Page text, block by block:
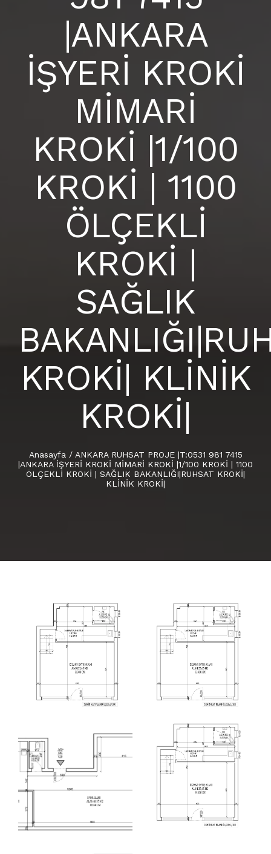
ANKARA İÇ MİMARLIK OFİSİ |
S.S.S
İLETIŞIM
|ANKARA
İŞYERİ KROKİ
MİMARİ
KROKİ |1/100
KROKİ | 1100
ÖLÇEKLİ
KROKİ |
SAĞLIK
KROKİ| KLİNİK
KROKİ|
Anasayfa / ANKARA RUHSAT PROJE |T:0531 981 7415
|ANKARA İŞYERİ KROKİ MİMARİ KROKİ |1/100 KROKİ | 1100
ÖLÇEKLİ KROKİ | SAĞLIK BAKANLIĞI|RUHSAT KROKİ|
KLİNİK KROKİ|